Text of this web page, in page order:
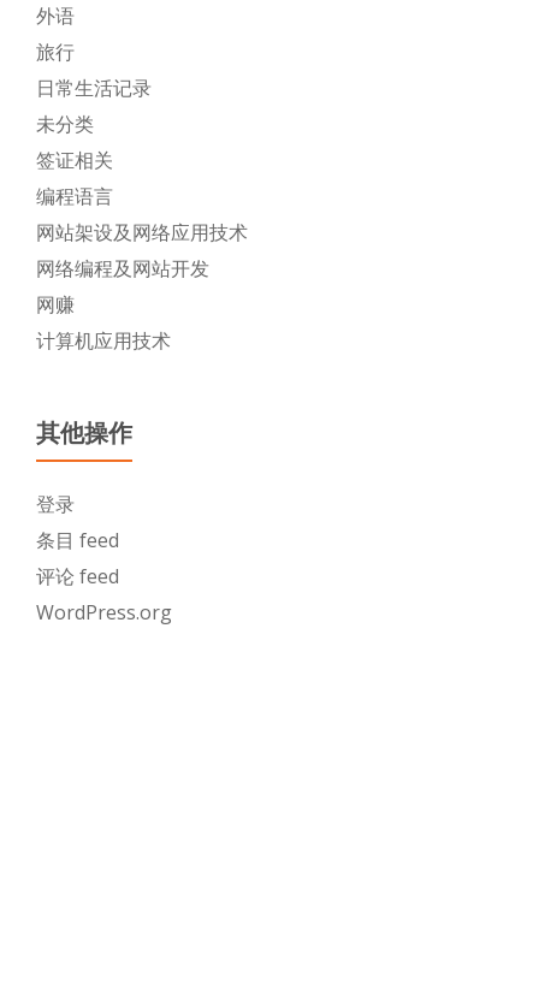
外语
旅行
日常生活记录
未分类
签证相关
编程语言
网站架设及网络应用技术
网络编程及网站开发
网赚
计算机应用技术
其他操作
登录
条目 feed
评论 feed
WordPress.org